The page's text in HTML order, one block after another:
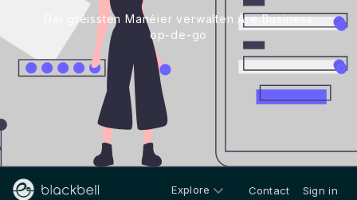
Déi gréissten Manéier verwalten Äre Business
op-de-go
Explore Contact Sign in